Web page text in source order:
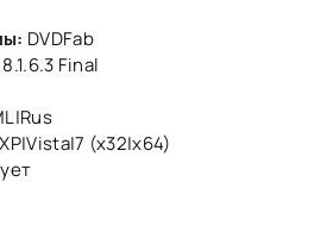
DVDFab
8.1.6.3 Final
(x32|x64)